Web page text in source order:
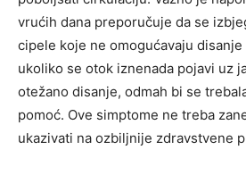
vrućih dana preporučuje da se
cipele koje ne omogućavaju disanje
ukoliko se otok iznenada pojavi uz
otežano disanje, odmah bi se
pomoć. Ove simptome ne treba
ukazivati na ozbiljnije zdravstvene